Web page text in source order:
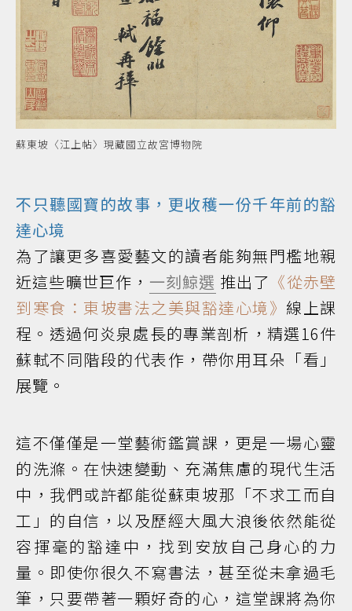
蘇東坡〈江上帖〉現藏國立故宮博物院
不只聽國寶的故事，更收穫一份千年前的豁
達心境
為了讓更多喜愛藝文的讀者能夠無門檻地親
近這些曠世巨作， 一刻鯨選 推出了 《從赤壁
到寒食：東坡書法之美與豁達心境》 線上課
程。透過何炎泉處長的專業剖析，精選16件
蘇軾不同階段的代表作，帶你用耳朵「看」
展覽。
這不僅僅是一堂藝術鑑賞課，更是一場心靈
的洗滌。在快速變動、充滿焦慮的現代生活
中，我們或許都能從蘇東坡那「不求工而自
工」的自信，以及歷經大風大浪後依然能從
容揮毫的豁達中，找到安放自己身心的力
量。即使你很久不寫書法，甚至從未拿過毛
筆，只要帶著一顆好奇的心，這堂課將為你